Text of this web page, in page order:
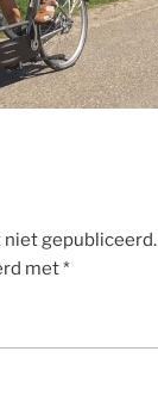
niet gepubliceerd.
met*